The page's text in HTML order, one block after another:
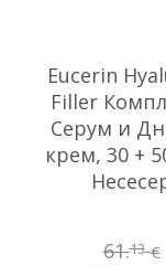
Eucerin
Filler
Серум и
крем, 30 +
61.13 €